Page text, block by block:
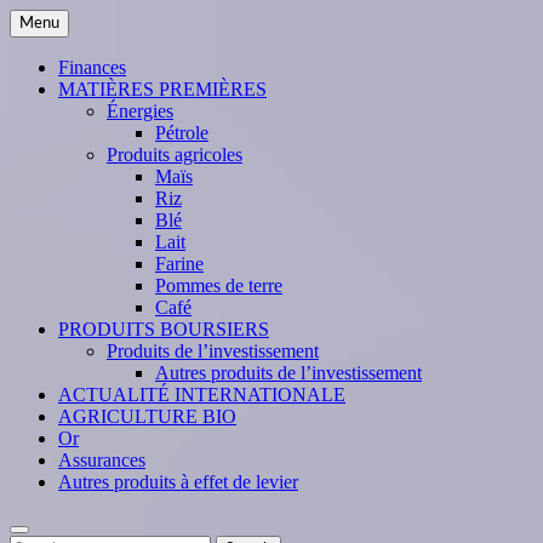
Skip
to
content
Menu
Finances
MATIÈRES PREMIÈRES
Énergies
Pétrole
Produits agricoles
Maïs
Riz
Blé
Lait
Farine
Pommes de terre
Café
PRODUITS BOURSIERS
Produits de l’investissement
Autres produits de l’investissement
ACTUALITÉ INTERNATIONALE
AGRICULTURE BIO
Or
Assurances
Autres produits à effet de levier
Search